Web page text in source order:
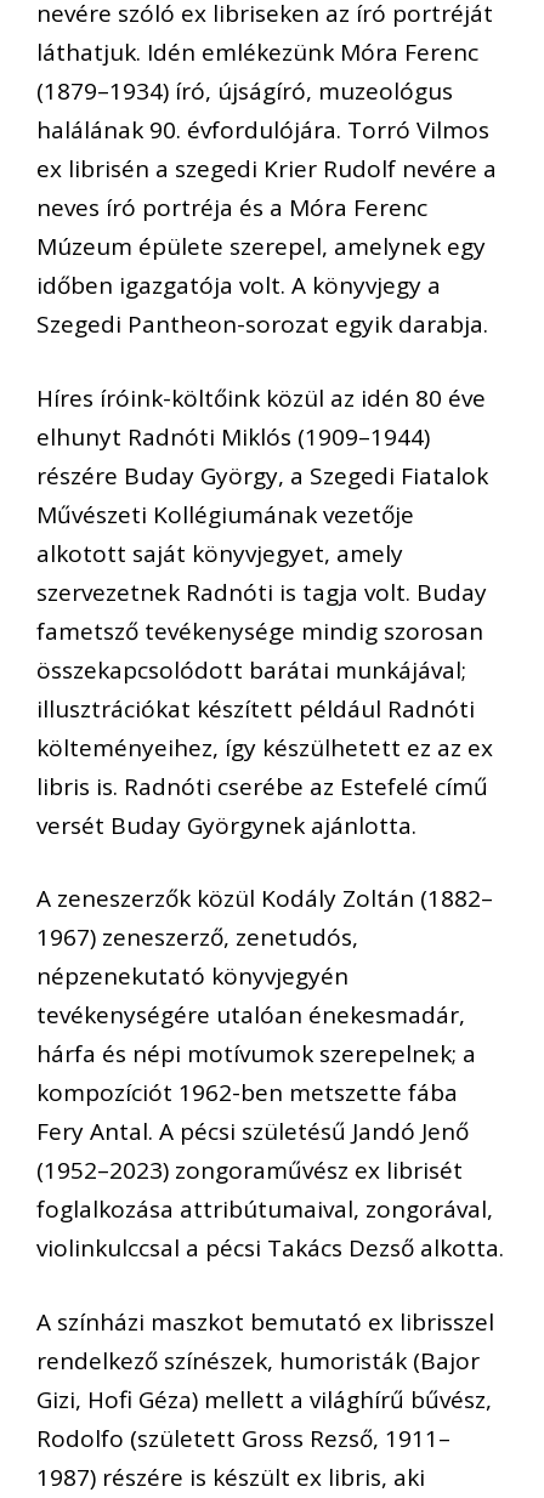
nevére szóló ex libriseken az író portréját
láthatjuk. Idén emlékezünk Móra Ferenc
(1879–1934) író, újságíró, muzeológus
halálának 90. évfordulójára. Torró Vilmos
ex librisén a szegedi Krier Rudolf nevére a
neves író portréja és a Móra Ferenc
Múzeum épülete szerepel, amelynek egy
időben igazgatója volt. A könyvjegy a
Szegedi Pantheon-sorozat egyik darabja.
Híres íróink-költőink közül az idén 80 éve
elhunyt Radnóti Miklós (1909–1944)
részére Buday György, a Szegedi Fiatalok
Művészeti Kollégiumának vezetője
alkotott saját könyvjegyet, amely
szervezetnek Radnóti is tagja volt. Buday
fametsző tevékenysége mindig szorosan
összekapcsolódott barátai munkájával;
illusztrációkat készített például Radnóti
költeményeihez, így készülhetett ez az ex
libris is. Radnóti cserébe az Estefelé című
versét Buday Györgynek ajánlotta.
A zeneszerzők közül Kodály Zoltán (1882–
1967) zeneszerző, zenetudós,
népzenekutató könyvjegyén
tevékenységére utalóan énekesmadár,
hárfa és népi motívumok szerepelnek; a
kompozíciót 1962-ben metszette fába
Fery Antal. A pécsi születésű Jandó Jenő
(1952–2023) zongoraművész ex librisét
foglalkozása attribútumaival, zongorával,
violinkulccsal a pécsi Takács Dezső alkotta.
A színházi maszkot bemutató ex librisszel
rendelkező színészek, humoristák (Bajor
Gizi, Hofi Géza) mellett a világhírű bűvész,
Rodolfo (született Gross Rezső, 1911–
1987) részére is készült ex libris, aki